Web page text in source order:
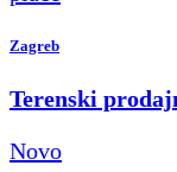
Zagreb
Terenski
Novo